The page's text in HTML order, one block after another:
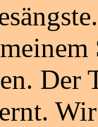
Der